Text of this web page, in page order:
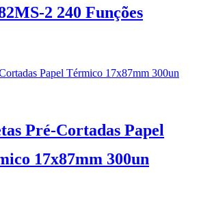
2 240 Funções
Pré-Cortadas Papel
17x87mm 300un